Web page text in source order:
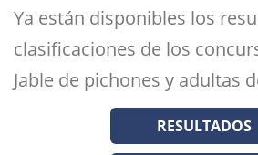
Ya están disponibles los
clasificaciones de los
Jable de pichones y adultas
RESULTADOS